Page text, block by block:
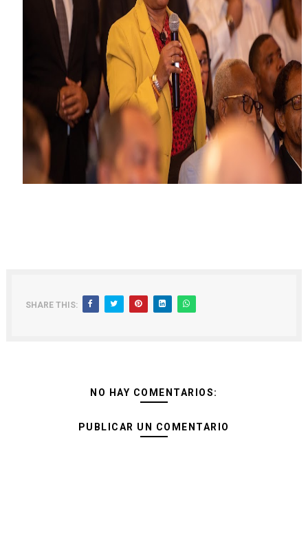
SHARE THIS:
NO HAY COMENTARIOS:
PUBLICAR UN COMENTARIO